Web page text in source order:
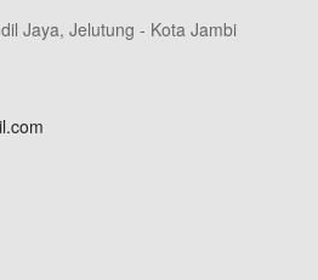
Jaya, Jelutung - Kota Jambi